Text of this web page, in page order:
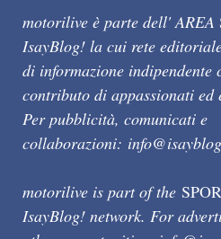
motorilive è parte dell' AREA
IsayBlog! la cui rete
di informazione indipendente
contributo di appassionati ed
Per pubblicità, comunicati e
collaborazioni:
motorilive is part of the
IsayBlog! network. For